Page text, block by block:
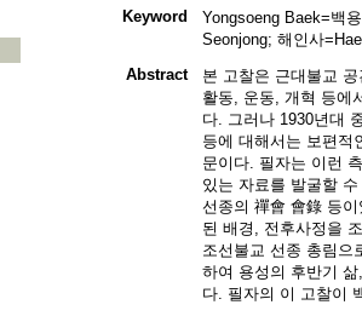
Keyword
Yongsoeng Baek=백
Seonjong; 해인사
Abstract
본 고찰은 근대불교
활동, 운동, 개혁 등에
다. 그러나 1930년대
등에 대해서는 보편적
문이다. 필자는 이런
있는 자료를 발굴할
선종의 禪會 會錄 등
된 배경, 전후사정을
조선불교 선종 총림으
하여 용성의 후반기
다. 필자의 이 고찰이